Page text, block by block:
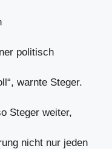
politisch
warnte Steger.
Steger weiter,
nicht nur jeden